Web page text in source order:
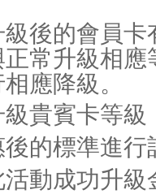
後的會員
常升級相
應降級。
貴賓卡等
的標準進
動成功升